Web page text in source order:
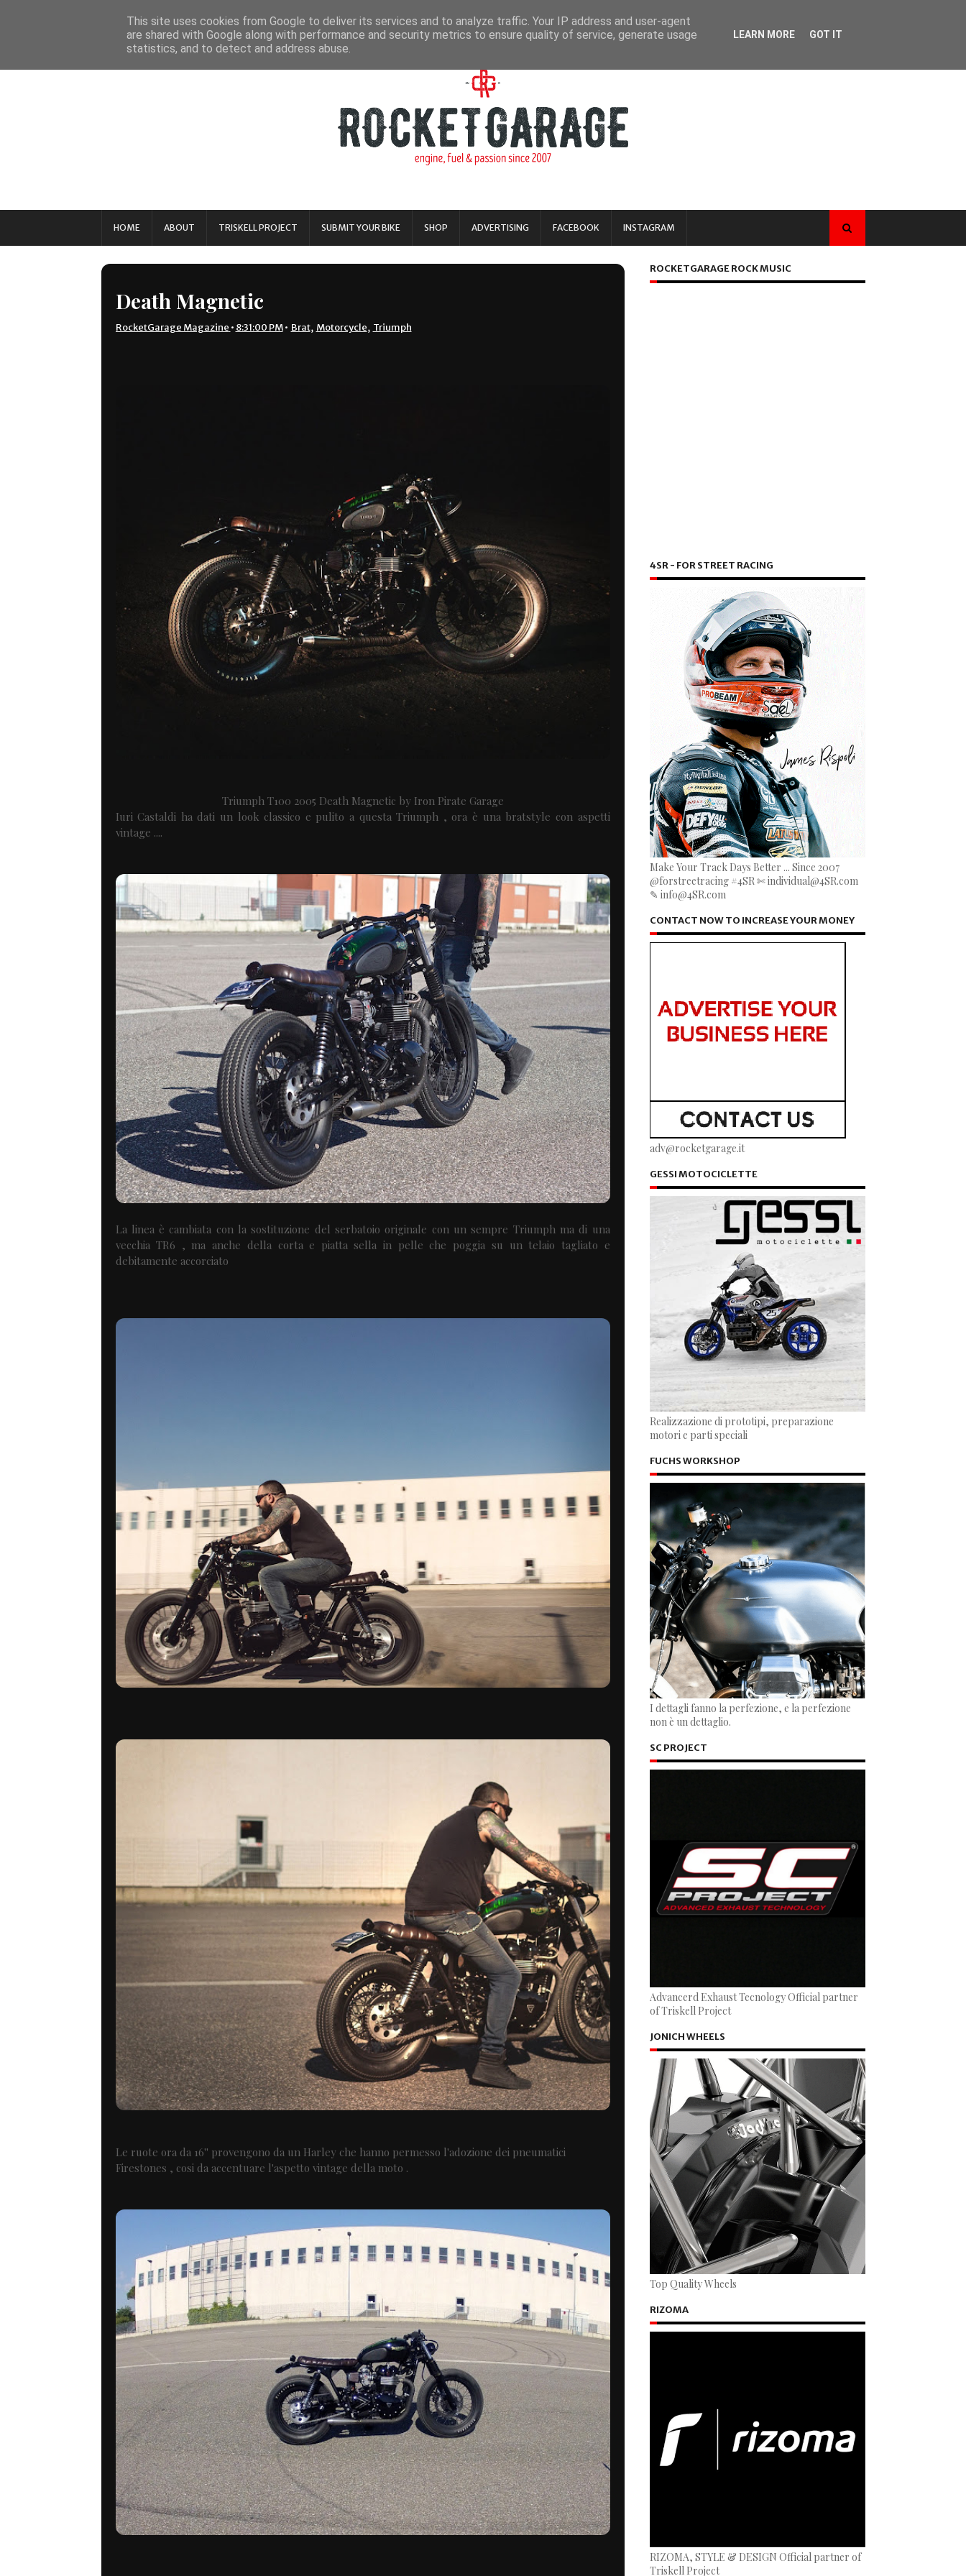
HOME ABOUT TRISKELL PROJECT SUBMIT YOUR BIKE SHOP ADVERTISING FACEBOOK INSTAGRAM
Death Magnetic
RocketGarage Magazine • 8:31:00 PM • Brat, Motorcycle, Triumph
Triumph T100 2005 Death Magnetic by Iron Pirate Garage
Iuri Castaldi ha dati un look classico e pulito a questa Triumph , ora è una bratstyle con aspetti
vintage ....
La linea è cambiata con la sostituzione del serbatoio originale con un sempre Triumph ma di una
vecchia TR6 , ma anche della corta e piatta sella in pelle che poggia su un telaio tagliato e
debitamente accorciato
Le ruote ora da 16'' provengono da un Harley che hanno permesso l'adozione dei pneumatici
Firestones , cosi da accentuare l'aspetto vintage della moto .
ROCKETGARAGE ROCK MUSIC
4SR - FOR STREET RACING
Make Your Track Days Better ... Since 2007
@forstreetracing #4SR ✄ individual@4SR.com
✎ info@4SR.com
CONTACT NOW TO INCREASE YOUR MONEY
adv@rocketgarage.it
GESSI MOTOCICLETTE
Realizzazione di prototipi, preparazione
motori e parti speciali
FUCHS WORKSHOP
I dettagli fanno la perfezione, e la perfezione
non è un dettaglio.
SC PROJECT
Advancerd Exhaust Tecnology Official partner
of Triskell Project
JONICH WHEELS
Top Quality Wheels
RIZOMA
RIZOMA, STYLE & DESIGN Official partner of
Triskell Project
This site uses cookies from Google to deliver its services and to analyze traffic. Your IP address and user-agent
are shared with Google along with performance and security metrics to ensure quality of service, generate usage
statistics, and to detect and address abuse.
LEARN MORE GOT IT